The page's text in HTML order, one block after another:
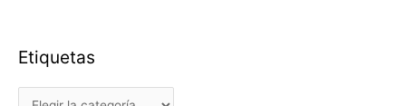
Etiquetas